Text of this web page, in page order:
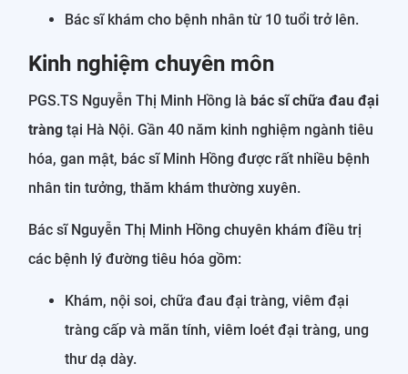
Bác sĩ khám cho bệnh nhân từ 10 tuổi trở lên.
Kinh nghiệm chuyên môn
PGS.TS Nguyễn Thị Minh Hồng là bác sĩ chữa đau đại
tràng tại Hà Nội. Gần 40 năm kinh nghiệm ngành tiêu
hóa, gan mật, bác sĩ Minh Hồng được rất nhiều bệnh
nhân tin tưởng, thăm khám thường xuyên.
Bác sĩ Nguyễn Thị Minh Hồng chuyên khám điều trị
các bệnh lý đường tiêu hóa gồm:
Khám, nội soi, chữa đau đại tràng, viêm đại
tràng cấp và mãn tính, viêm loét đại tràng, ung
thư dạ dày.